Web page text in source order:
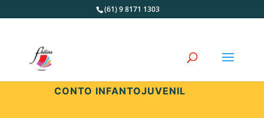
(61) 9 8171 1303
CONTO INFANTOJUVENIL